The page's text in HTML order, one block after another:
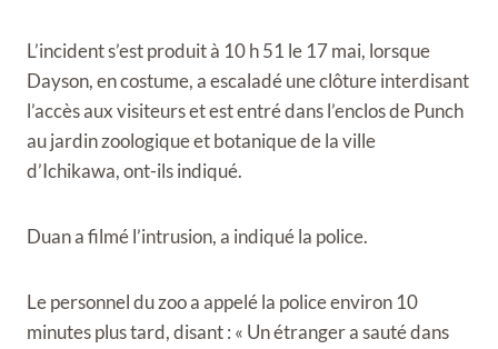
L’incident s’est produit à 10 h 51 le 17 mai, lorsque
Dayson, en costume, a escaladé une clôture interdisant
l’accès aux visiteurs et est entré dans l’enclos de Punch
au jardin zoologique et botanique de la ville
d’Ichikawa, ont-ils indiqué.
Duan a filmé l’intrusion, a indiqué la police.
Le personnel du zoo a appelé la police environ 10
minutes plus tard, disant : « Un étranger a sauté dans